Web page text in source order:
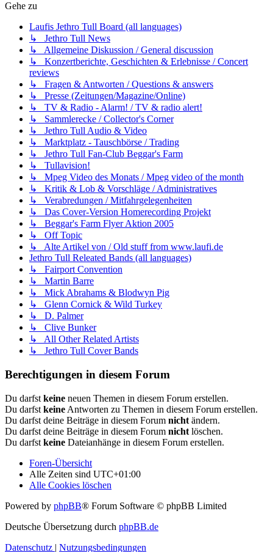
Gehe zu
Laufis Jethro Tull Board (all languages)
↳ Jethro Tull News
↳ Allgemeine Diskussion / General discussion
↳ Konzertberichte, Geschichten & Erlebnisse / Concert
reviews
↳ Fragen & Antworten / Questions & answers
↳ Presse (Zeitungen/Magazine/Online)
↳ TV & Radio - Alarm! / TV & radio alert!
↳ Sammlerecke / Collector's Corner
↳ Jethro Tull Audio & Video
↳ Marktplatz - Tauschbörse / Trading
↳ Jethro Tull Fan-Club Beggar's Farm
↳ Tullavision!
↳ Mpeg Video des Monats / Mpeg video of the month
↳ Kritik & Lob & Vorschläge / Administratives
↳ Verabredungen / Mitfahrgelegenheiten
↳ Das Cover-Version Homerecording Projekt
↳ Beggar's Farm Flyer Aktion 2005
↳ Off Topic
↳ Alte Artikel von / Old stuff from www.laufi.de
Jethro Tull Releated Bands (all languages)
↳ Fairport Convention
↳ Martin Barre
↳ Mick Abrahams & Blodwyn Pig
↳ Glenn Cornick & Wild Turkey
↳ D. Palmer
↳ Clive Bunker
↳ All Other Related Artists
↳ Jethro Tull Cover Bands
Berechtigungen in diesem Forum
Du darfst keine neuen Themen in diesem Forum erstellen.
Du darfst keine Antworten zu Themen in diesem Forum erstellen.
Du darfst deine Beiträge in diesem Forum nicht ändern.
Du darfst deine Beiträge in diesem Forum nicht löschen.
Du darfst keine Dateianhänge in diesem Forum erstellen.
Foren-Übersicht
Alle Zeiten sind UTC+01:00
Alle Cookies löschen
Powered by phpBB® Forum Software © phpBB Limited
Deutsche Übersetzung durch phpBB.de
Datenschutz | Nutzungsbedingungen